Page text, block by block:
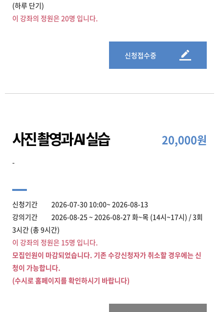
(하루 단기)
이 강좌의 정원은 20명 입니다.
신청접수중
사진 촬영과 AI 실습 20,000원
-
신청기간 2026-07-30 10:00~ 2026-08-13
강의기간 2026-08-25 ~ 2026-08-27 화~목 (14시~17시) / 3회
3시간 (총 9시간)
이 강좌의 정원은 15명 입니다.
모집인원이 마감되었습니다. 기존 수강신청자가 취소할 경우에는 신
청이 가능합니다.
(수시로 홈페이지를 확인하시기 바랍니다)